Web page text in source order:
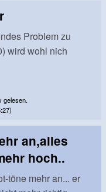
Problem zu
wird wohl nich
gelesen.
an,alles
hoch..
töne mehr an... er